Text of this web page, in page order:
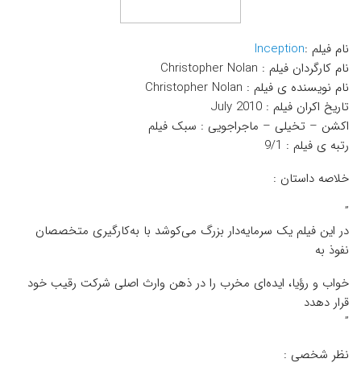
نام فیلم :Inception
نام کارگردان فیلم : Christopher Nolan
نام نویسنده ی فیلم : Christopher Nolan
تاریخ اکران فیلم : July 2010
اکشن – تخیلی – ماجراجویی : سبک فیلم
رتبه ی فیلم : 9/1
خلاصه داستان :
”
در این فیلم یک سرمایه‌دار بزرگ می‌کوشد با به‌کارگیری متخصصان
نفوذ به
خواب و رؤیا، ایده‌ای مخرب را در ذهن وارث اصلی شرکت رقیب خود
قرار دهدد
”
نظر شخصی :